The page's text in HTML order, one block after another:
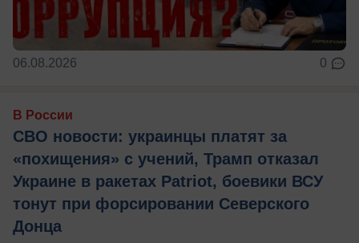
06.08.2026 0
В России
СВО новости: украинцы платят за
«похищения» с учений, Трамп отказал
Украине в ракетах Patriot, боевики ВСУ
тонут при форсировании Северского
Донца